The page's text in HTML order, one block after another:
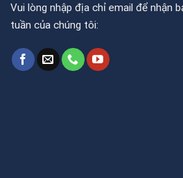
Vui lòng nhập địa chỉ email để nhận
tuần của chúng tôi: